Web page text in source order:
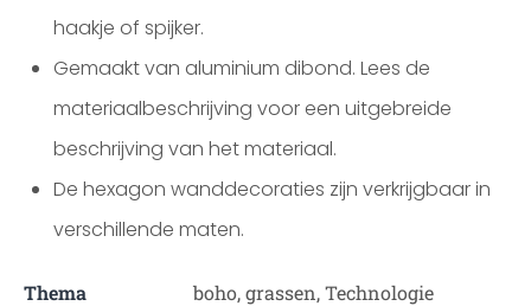
haakje of spijker.
Gemaakt van aluminium dibond. Lees de
materiaalbeschrijving voor een uitgebreide
beschrijving van het materiaal.
De hexagon wanddecoraties zijn verkrijgbaar in
verschillende maten.
Thema boho, grassen, Technologie